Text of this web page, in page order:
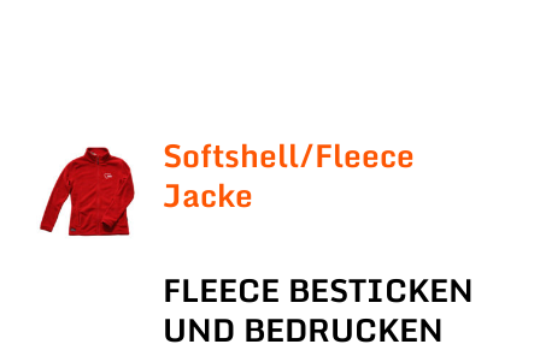
Softshell/Fleece
Jacke
FLEECE BESTICKEN
UND BEDRUCKEN